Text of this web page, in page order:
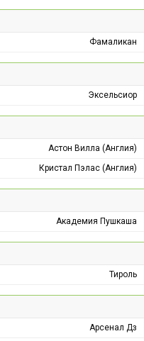
Фамаликан
Эксельсиор
Астон Вилла (Англия)
Кристал Пэлас (Англия)
Академия Пушкаша
Тироль
Арсенал Дз